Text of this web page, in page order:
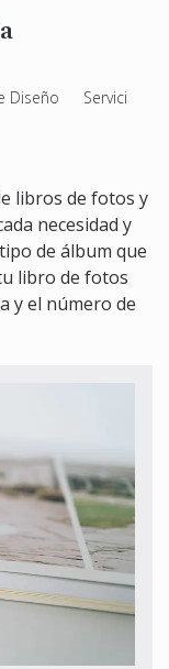
Diseño Servicio de
libros de fotos y
necesidad y
de álbum que
libro de fotos
y el número de